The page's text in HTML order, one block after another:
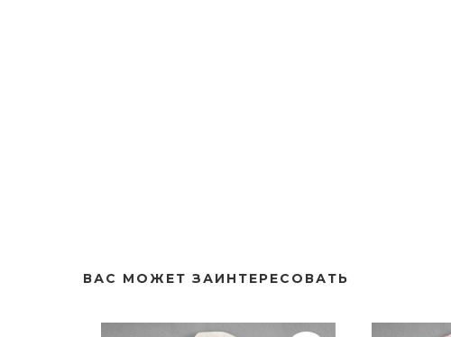
ВАС МОЖЕТ ЗАИНТЕРЕСОВАТЬ